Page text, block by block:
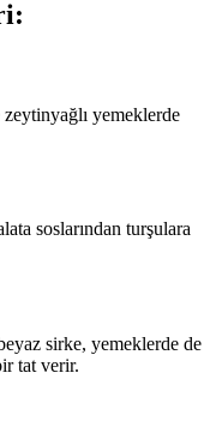
yemeklerde
soslarından turşulara
sirke, yemeklerde de
tat verir.